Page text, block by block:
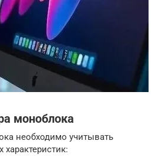
моноблока
необходимо учитывать